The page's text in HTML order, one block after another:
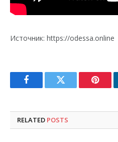
Источник: https://odessa.online
FacebookTwitter
RELATED POSTS